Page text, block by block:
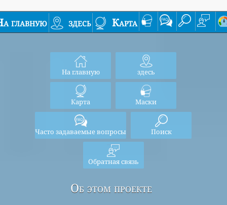
главную здесь Карта
На главную здесь
Карта Маски
Часто задаваемые вопросы Поиск
Обратная связь
Об этом проекте